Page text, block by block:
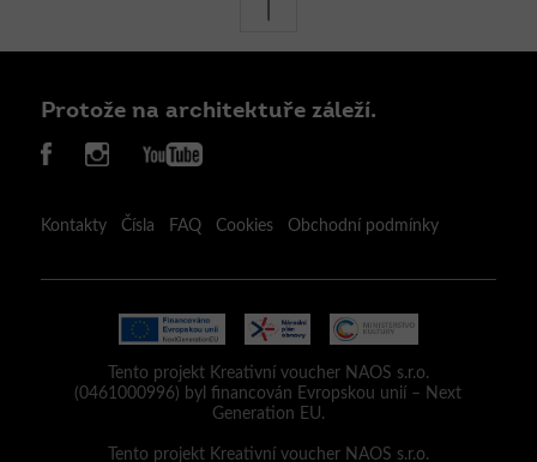
Protože na architektuře záleží.
Kontakty Čísla FAQ Cookies Obchodní podmínky
Tento projekt Kreativní voucher NAOS s.r.o.
(0461000996) byl financován Evropskou unií – Next
Generation EU.
Tento projekt Kreativní voucher NAOS s.r.o.